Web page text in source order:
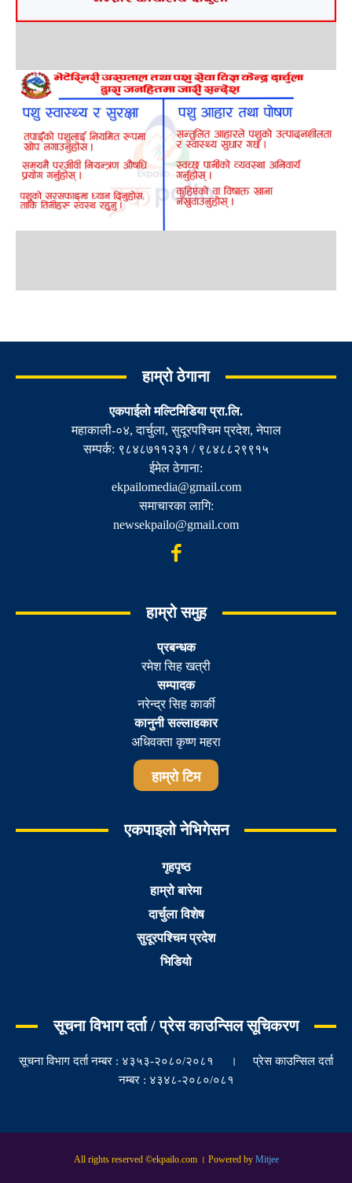
हाम्रो ठेगाना
एकपाईलाे मल्टिमिडिया प्रा.लि.
महाकाली-०४, दार्चुला, सुदूरपश्चिम प्रदेश, नेपाल
सम्पर्क: ९८४८७११२३१ / ९८४८८२९९१५
ईमेल ठेगाना:
ekpailomedia@gmail.com
समाचारका लागि:
newsekpailo@gmail.com
हाम्रो समुह
प्रबन्धक
रमेश सिह खत्री
सम्पादक
नरेन्द्र सिह कार्की
कानुनी सल्लाहकार
अधिवक्ता कृष्ण महरा
हाम्रो टिम
एकपाइलो नेभिगेसन
गृहपृष्ठ
हाम्रो बारेमा
दार्चुला विशेष
सुदूरपश्चिम प्रदेश
भिडियो
सूचना विभाग दर्ता / प्रेस काउन्सिल सूचिकरण
सूचना विभाग दर्ता नम्बर : ४३५३-२०८०/२०८१ । प्रेस काउन्सिल दर्ता
नम्बर : ४३४८-२०८०/०८१
All rights reserved ©ekpailo.com । Powered by Mitjee